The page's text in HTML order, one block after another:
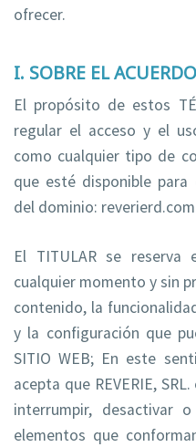
ofrecer.
I. SOBRE EL
El propósito de estos
regular el acceso y el
como cualquier tipo de
que esté disponible
del dominio:
El TITULAR se
cualquier momento y sin
contenido, la
y la configuración que
SITIO WEB; En este
acepta que REVERIE,
interrumpir, desactivar
elementos que